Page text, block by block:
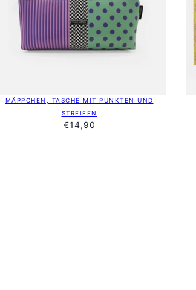
MÄPPCHEN, TASCHE MIT PUNKTEN UND
STREIFEN
€14,90